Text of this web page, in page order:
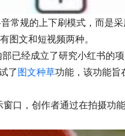
常规的上下刷模式，而是
图文和短视频两种。
已经成立了研究小红书的项
了图文种草功能，该功能旨
口，创作者通过在拍摄功